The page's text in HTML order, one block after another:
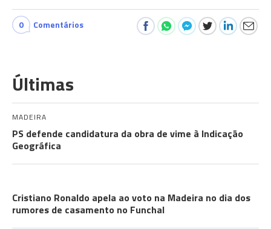
0 Comentários
Últimas
MADEIRA
PS defende candidatura da obra de vime à Indicação
Geográfica
Cristiano Ronaldo apela ao voto na Madeira no dia dos
rumores de casamento no Funchal